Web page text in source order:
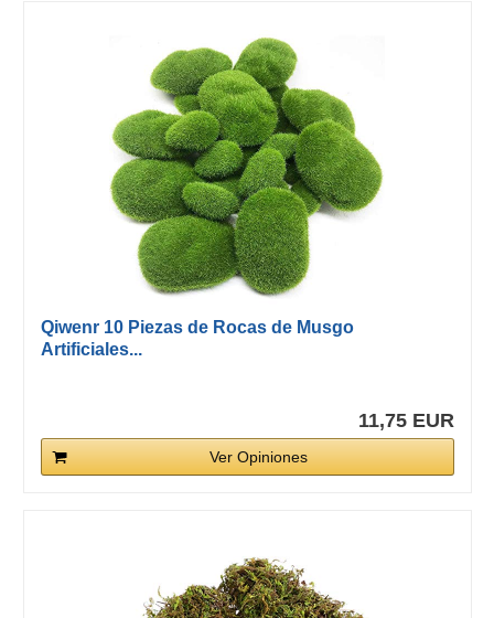
Qiwenr 10 Piezas de Rocas de Musgo
Artificiales...
11,75 EUR
Ver Opiniones